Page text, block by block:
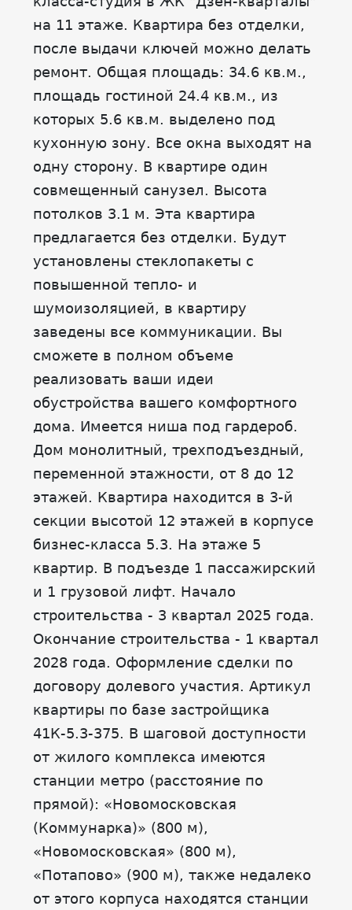
на 11 этаже. Квартира без отделки,
после выдачи ключей можно делать
ремонт. Общая площадь: 34.6 кв.м.,
площадь гостиной 24.4 кв.м., из
которых 5.6 кв.м. выделено под
кухонную зону. Все окна выходят на
одну сторону. В квартире один
совмещенный санузел. Высота
потолков 3.1 м. Эта квартира
предлагается без отделки. Будут
установлены стеклопакеты с
повышенной тепло- и
шумоизоляцией, в квартиру
заведены все коммуникации. Вы
сможете в полном объеме
реализовать ваши идеи
обустройства вашего комфортного
дома. Имеется ниша под гардероб.
Дом монолитный, трехподъездный,
переменной этажности, от 8 до 12
этажей. Квартира находится в 3-й
секции высотой 12 этажей в корпусе
бизнес-класса 5.3. На этаже 5
квартир. В подъезде 1 пассажирский
и 1 грузовой лифт. Начало
строительства - 3 квартал 2025 года.
Окончание строительства - 1 квартал
2028 года. Оформление сделки по
договору долевого участия. Артикул
квартиры по базе застройщика
41К-5.3-375. В шаговой доступности
от жилого комплекса имеются
станции метро (расстояние по
прямой): «Новомосковская
(Коммунарка)» (800 м),
«Новомосковская» (800 м),
«Потапово» (900 м), также недалеко
от этого корпуса находятся станции